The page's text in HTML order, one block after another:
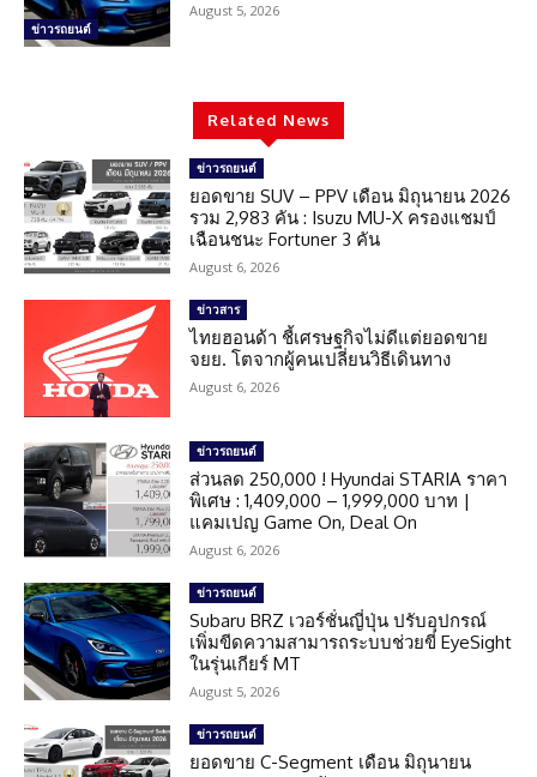
ข่าวรถยนต์
August 5, 2026
Related News
ข่าวรถยนต์
ยอดขาย SUV – PPV เดือน มิถุนายน 2026
รวม 2,983 คัน : Isuzu MU-X ครองแชมป์
เฉือนชนะ Fortuner 3 คัน
August 6, 2026
ข่าวสาร
ไทยฮอนด้า ชี้เศรษฐกิจไม่ดีแต่ยอดขาย
จยย. โตจากผู้คนเปลี่ยนวิธีเดินทาง
August 6, 2026
ข่าวรถยนต์
ส่วนลด 250,000 ! Hyundai STARIA ราคา
พิเศษ : 1,409,000 – 1,999,000 บาท |
แคมเปญ Game On, Deal On
August 6, 2026
ข่าวรถยนต์
Subaru BRZ เวอร์ชั่นญี่ปุ่น ปรับอุปกรณ์
เพิ่มขีดความสามารถระบบช่วยขี่ EyeSight
ในรุ่นเกียร์ MT
August 5, 2026
ข่าวรถยนต์
ยอดขาย C-Segment เดือน มิถุนายน